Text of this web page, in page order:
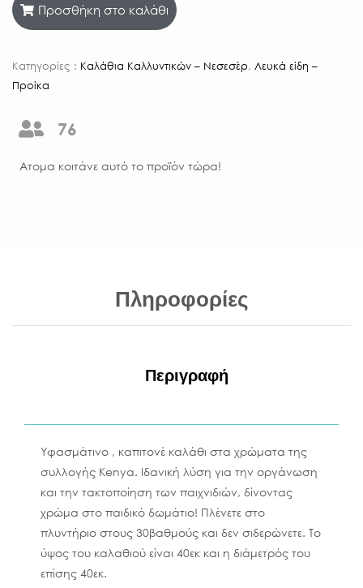
Προσθήκη στο καλάθι
Κατηγορίες : Καλάθια Καλλυντικών – Νεσεσέρ, Λευκά είδη –
Προίκα
76
Aτομα κοιτάνε αυτό το προϊόν τώρα!
Πληροφορίες
Περιγραφή
Yφασμάτινο , καπιτονέ καλάθι στα χρώματα της
συλλογής Kenya. Ιδανική λύση για την οργάνωση
και την τακτοποίηση των παιχνιδιών, δίνοντας
χρώμα στο παιδικό δωμάτιο! Πλένετε στο
πλυντήριο στους 30βαθμούς και δεν σιδερώνετε. Το
ύψος του καλαθιού είναι 40εκ και η διάμετρός του
επίσης 40εκ.